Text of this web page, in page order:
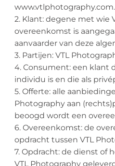
www.vtlphotography.com.
2. Klant: degene met wie
overeenkomst is
aanvaarder van deze
3. Partijen: VTL
4. Consument: een klant
individu is en die als
5. Offerte: alle
Photography aan
beoogd wordt een
6. Overeenkomst: de
opdracht tussen VTL
7. Opdracht: de dienst of
VTL Photography